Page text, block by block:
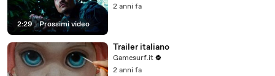
2:29 | Prossimi video
2 anni fa
Trailer italiano
Gamesurf.it
2 anni fa